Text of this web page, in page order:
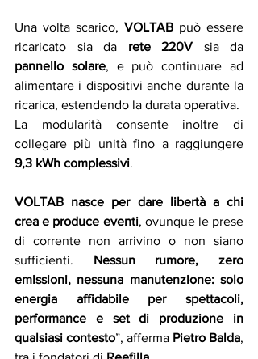
Una volta scarico, VOLTAB può essere
ricaricato sia da rete 220V
pannello solare, e può continuare ad
alimentare i dispositivi anche durante la
ricarica, estendendo la durata operativa.
La modularità consente inoltre di
9,3 kWh complessivi.
VOLTAB nasce per dare libertà a chi
crea e produce eventi, ovunque le prese
di corrente non arrivino o non siano
sufficienti.
Nessun rumore, zero
emissioni, nessuna manutenzione: solo
energia affidabile per spettacoli,
performance e set di produzione in
qualsiasi contesto”, afferma Pietro Balda,